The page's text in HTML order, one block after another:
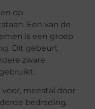
op
Een van de
is een groep
Dit gebeurt
zware
meestal door
bedrading.